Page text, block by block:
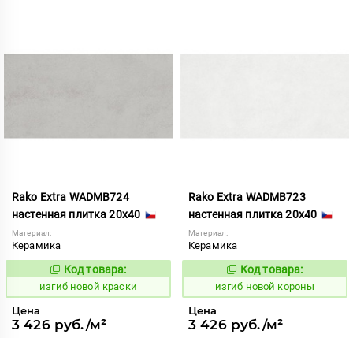
Rako Extra WADMB724
настенная плитка 20x40
Материал:
Керамика
570664
Код товара:
изгиб новой краски
Цена
3 426 руб./м²
Rako Extra WADMB723
настенная плитка 20x40
Материал:
Керамика
570663
Код товара:
изгиб новой короны
Цена
3 426 руб./м²